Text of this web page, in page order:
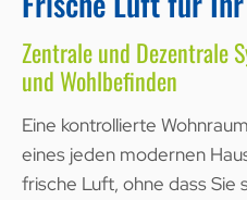
Zentrale und Dezentrale
und Wohlbefinden
Eine kontrollierte
eines jeden modernen
frische Luft, ohne dass Sie